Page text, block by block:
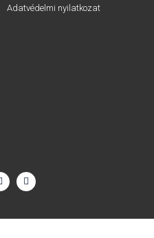
Adatvédelmi nyilatkozat